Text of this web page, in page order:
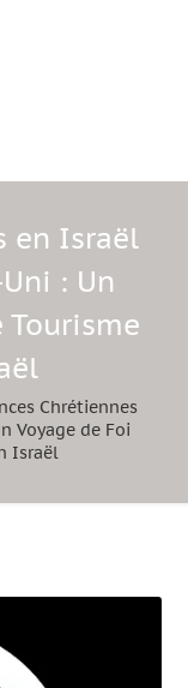
en Israël
: Un
Tourisme
Chrétiennes
Voyage de Foi
Israël